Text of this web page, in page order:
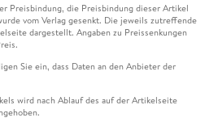
Preisbindung, die Preisbindung dieser Artikel
vom Verlag gesenkt. Die jeweils zutreffende
dargestellt. Angaben zu Preissenkungen
Sie ein, dass Daten an den Anbieter der
wird nach Ablauf des auf der Artikelseite